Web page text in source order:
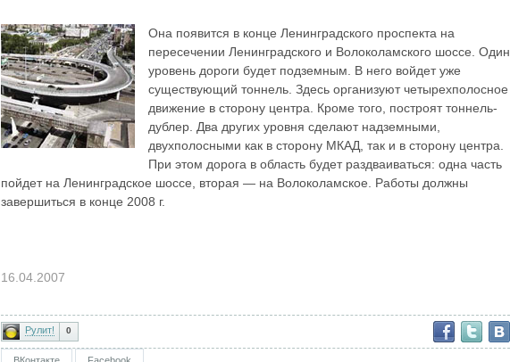
Она появится в конце Ленинградского проспекта на
пересечении Ленинградского и Волоколамского шоссе. Один
уровень дороги будет подземным. В него войдет уже
существующий тоннель. Здесь организуют четырехполосное
движение в сторону центра. Кроме того, построят тоннель-
дублер. Два других уровня сделают надземными,
двухполосными как в сторону МКАД, так и в сторону центра.
При этом дорога в область будет раздваиваться: одна часть
пойдет на Ленинградское шоссе, вторая — на Волоколамское. Работы должны
завершиться в конце 2008 г.
16.04.2007
Рулит! 0